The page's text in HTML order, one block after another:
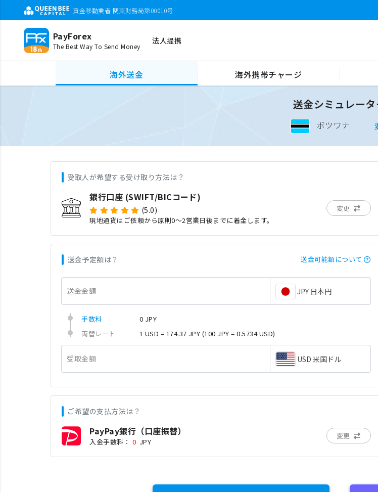
資金移動業者 関東財務局第00010号
PayForex
The Best Way To Send Money
法人提携
海外送金 海外携帯チャージ
送金シミュレータ
ボツワナ
受取人が希望する受け取り方法は？
銀行口座 (SWIFT/BICコード)
(5.0)
現地通貨はご依頼から原則0〜2営業日後までに着金します。
変更
送金予定額は？ 送金可能額について
送金金額 JPY 日本円
手数料
0 JPY
両替レート
1 USD = 174.37 JPY (100 JPY = 0.5734 USD)
受取金額 USD 米国ドル
ご希望の支払方法は？
PayPay銀行（口座振替）
入金手数料： 0 JPY
変更